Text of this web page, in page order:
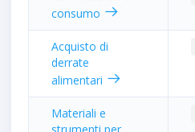
consumo
Acquisto di
derrate
alimentari
Materiali e